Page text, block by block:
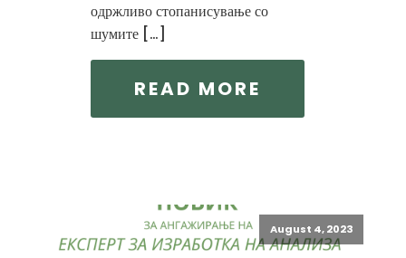
одржливо стопанисување со
шумите […]
READ MORE
August 4, 2023